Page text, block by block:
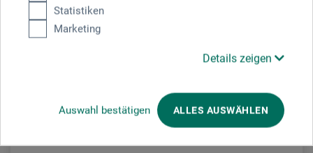
Statistiken
Marketing
Details zeigen
Auswahl bestätigen ALLES AUSWÄHLEN
Papierteam LTD
Moulin Mammut Papier 400g/m² ca. 100 x 200 cm
49,05 EUR